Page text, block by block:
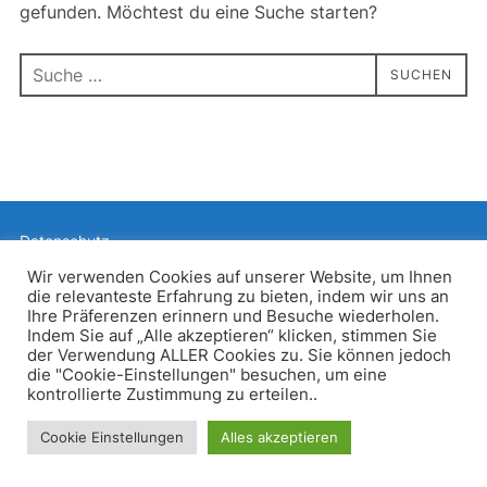
gefunden. Möchtest du eine Suche starten?
Suchen
nach:
SUCHEN
Datenschutz
Inspiro WordPress Theme von WPZOOM
Wir verwenden Cookies auf unserer Website, um Ihnen
die relevanteste Erfahrung zu bieten, indem wir uns an
Ihre Präferenzen erinnern und Besuche wiederholen.
Indem Sie auf „Alle akzeptieren“ klicken, stimmen Sie
der Verwendung ALLER Cookies zu. Sie können jedoch
die "Cookie-Einstellungen" besuchen, um eine
kontrollierte Zustimmung zu erteilen..
Cookie Einstellungen Alles akzeptieren